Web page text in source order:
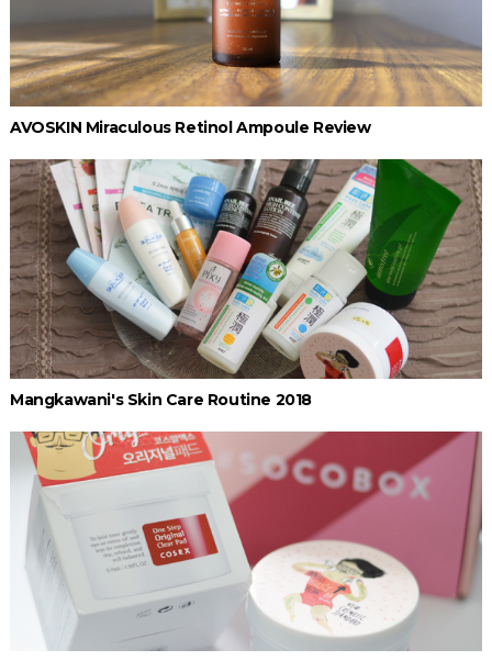
AVOSKIN Miraculous Retinol Ampoule Review
Mangkawani's Skin Care Routine 2018